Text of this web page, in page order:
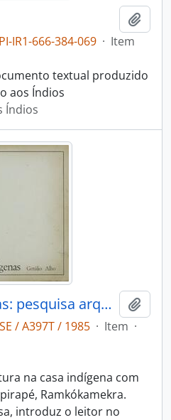
IR1-666-384-069 · Item
textual produzido
aos Índios
Índios
Três casas indígenas: pesquisa arquitetonica sobre a casa em três grupos: Tukano Tapirapé e ramkokamekra
/ A397T / 1985 · Item ·
na casa indígena com
Ramkókamekra.
introduz o leitor no